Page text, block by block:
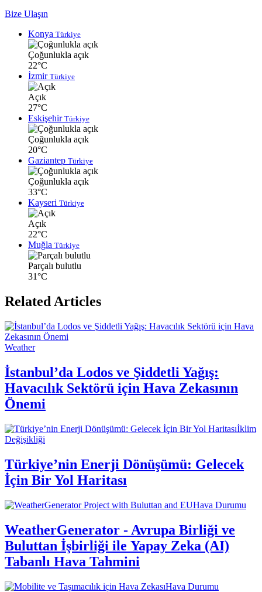
Bize Ulaşın
Konya Türkiye
Çoğunlukla açık
22°C
İzmir Türkiye
Açık
27°C
Eskişehir Türkiye
Çoğunlukla açık
20°C
Gaziantep Türkiye
Çoğunlukla açık
33°C
Kayseri Türkiye
Açık
22°C
Muğla Türkiye
Parçalı bulutlu
31°C
Related Articles
Weather
İstanbul’da Lodos ve Şiddetli Yağış:
Havacılık Sektörü için Hava Zekasının
Önemi
İklim
Değişikliği
Türkiye’nin Enerji Dönüşümü: Gelecek
İçin Bir Yol Haritası
Hava Durumu
WeatherGenerator - Avrupa Birliği ve
Buluttan İşbirliği ile Yapay Zeka (AI)
Tabanlı Hava Tahmini
Hava Durumu